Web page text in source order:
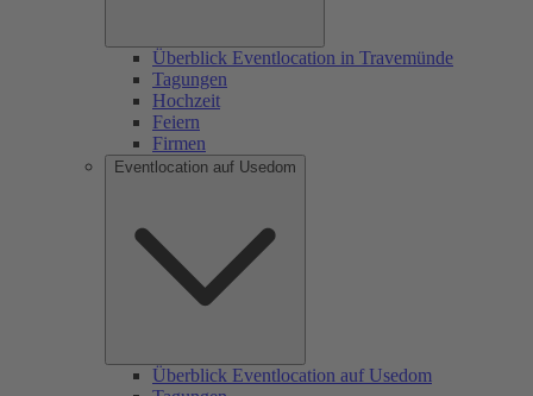
Überblick Eventlocation in Travemünde
Tagungen
Hochzeit
Feiern
Firmen
Eventlocation auf Usedom
Überblick Eventlocation auf Usedom